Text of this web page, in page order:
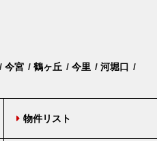
今宮 鶴ヶ丘 今里 河堀口
物件リスト